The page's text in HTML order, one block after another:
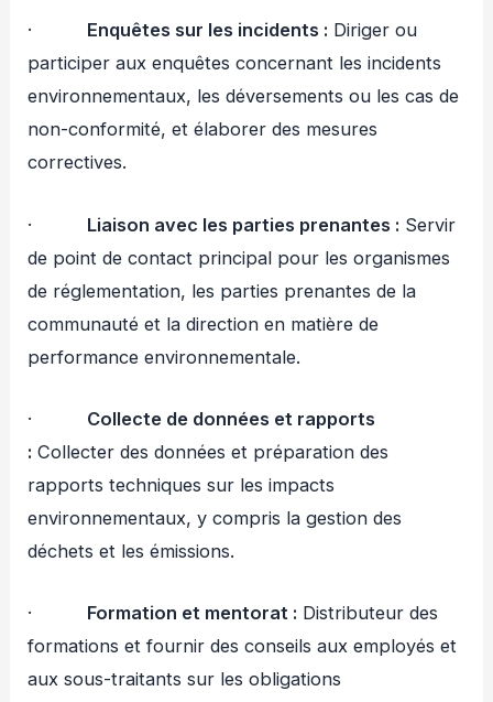
· Enquêtes sur les incidents : Diriger ou
participer aux enquêtes concernant les incidents
environnementaux, les déversements ou les cas de
non-conformité, et élaborer des mesures
correctives.
· Liaison avec les parties prenantes : Servir
de point de contact principal pour les organismes
de réglementation, les parties prenantes de la
communauté et la direction en matière de
performance environnementale.
· Collecte de données et rapports
: Collecter des données et préparation des
rapports techniques sur les impacts
environnementaux, y compris la gestion des
déchets et les émissions.
· Formation et mentorat : Distributeur des
formations et fournir des conseils aux employés et
aux sous-traitants sur les obligations